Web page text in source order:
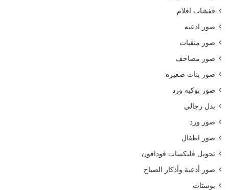
قفشات افلام
صور ادعيه
صور منقبات
صور مصاحف
صور بنات صغيره
صور بوكيه ورد
بدل رجالي
صور ورد
صور اطفال
تحويل فليكسات فودافون
صور أدعية وأذكار الصباح
بوستات